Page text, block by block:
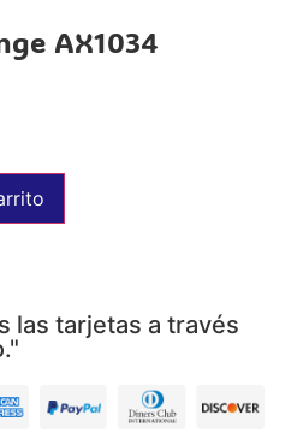
AX1034
las tarjetas a través